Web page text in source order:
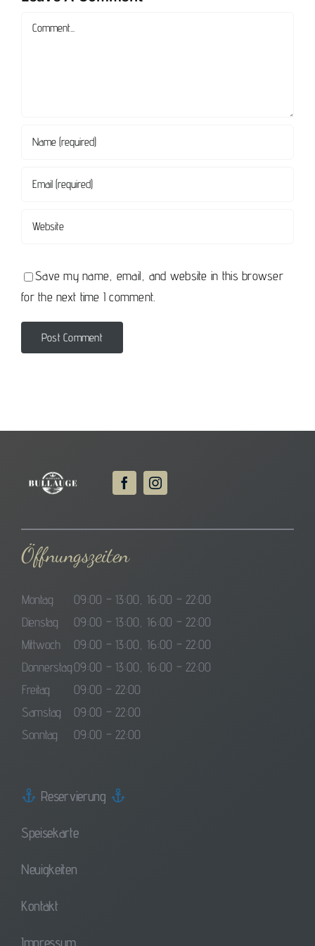
Comment
Save my name, email, and website in this browser
for the next time I comment.
Öffnungszeiten
Montag
09:00 – 13:00, 16:00 – 22:00
Dienstag
09:00 – 13:00, 16:00 – 22:00
Mittwoch
09:00 – 13:00, 16:00 – 22:00
Donnerstag09:00 – 13:00, 16:00 – 22:00
Freitag
09:00 – 22:00
Samstag
09:00 – 22:00
Sonntag
09:00 – 22:00
Reservierung
Speisekarte
Neuigkeiten
Kontakt